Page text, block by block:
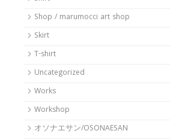
Shop / marumocci art shop
Skirt
T-shirt
Uncategorized
Works
Workshop
オソナエサン/OSONAESAN